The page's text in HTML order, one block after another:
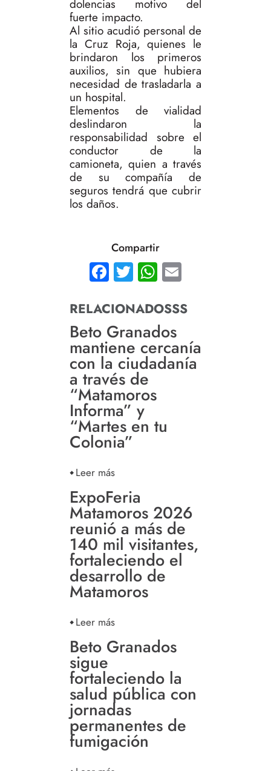
dolencias motivo del
fuerte impacto.
Al sitio acudió personal de
la Cruz Roja, quienes le
brindaron los primeros
auxilios, sin que hubiera
necesidad de trasladarla a
un hospital.
Elementos de vialidad
deslindaron la
responsabilidad sobre el
conductor de la
camioneta, quien a través
de su compañía de
seguros tendrá que cubrir
los daños.
Compartir
Facebook
TwitterWhatsApp
RELACIONADOSSS
Beto Granados
mantiene cercanía
con la ciudadanía
a través de
“Matamoros
Informa” y
“Martes en tu
Colonia”
Leer más
ExpoFeria
Matamoros 2026
reunió a más de
140 mil visitantes,
fortaleciendo el
desarrollo de
Matamoros
Leer más
Beto Granados
sigue
fortaleciendo la
salud pública con
jornadas
permanentes de
fumigación